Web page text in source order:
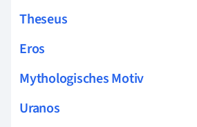
Theseus
Eros
Mythologisches Motiv
Uranos